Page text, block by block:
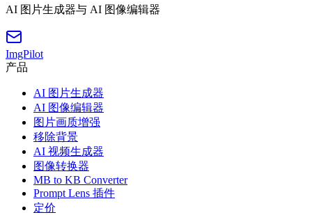
AI 图片生成器与 AI 图像编辑器
ImgPilot
产品
AI 图片生成器
AI 图像编辑器
图片画质增强
移除背景
AI 视频生成器
图像转换器
MB to KB Converter
Prompt Lens 插件
定价